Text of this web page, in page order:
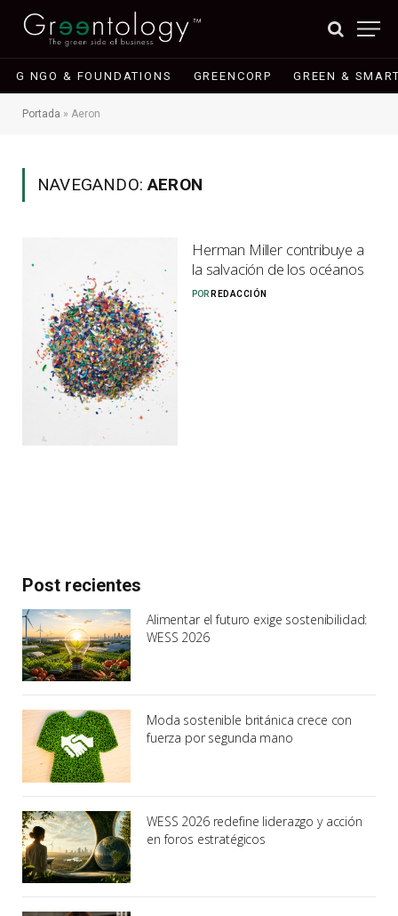
G NGO & FOUNDATIONS GREENCORP GREEN &
Portada » Aeron
NAVEGANDO:AERON
Herman Miller contribuye a
la salvación de los océanos
POR REDACCIÓN
Post recientes
Alimentar el futuro exige sostenibilidad:
WESS 2026
Moda sostenible británica crece con
fuerza por segunda mano
WESS 2026 redefine liderazgo y acción
en foros estratégicos